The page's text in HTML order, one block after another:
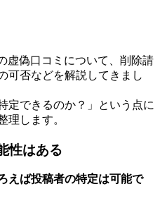
虚偽口コミについて、削除請
可否などを解説してきまし
定できるのか？」という点に
理します。
性はある
えば投稿者の特定は可能で